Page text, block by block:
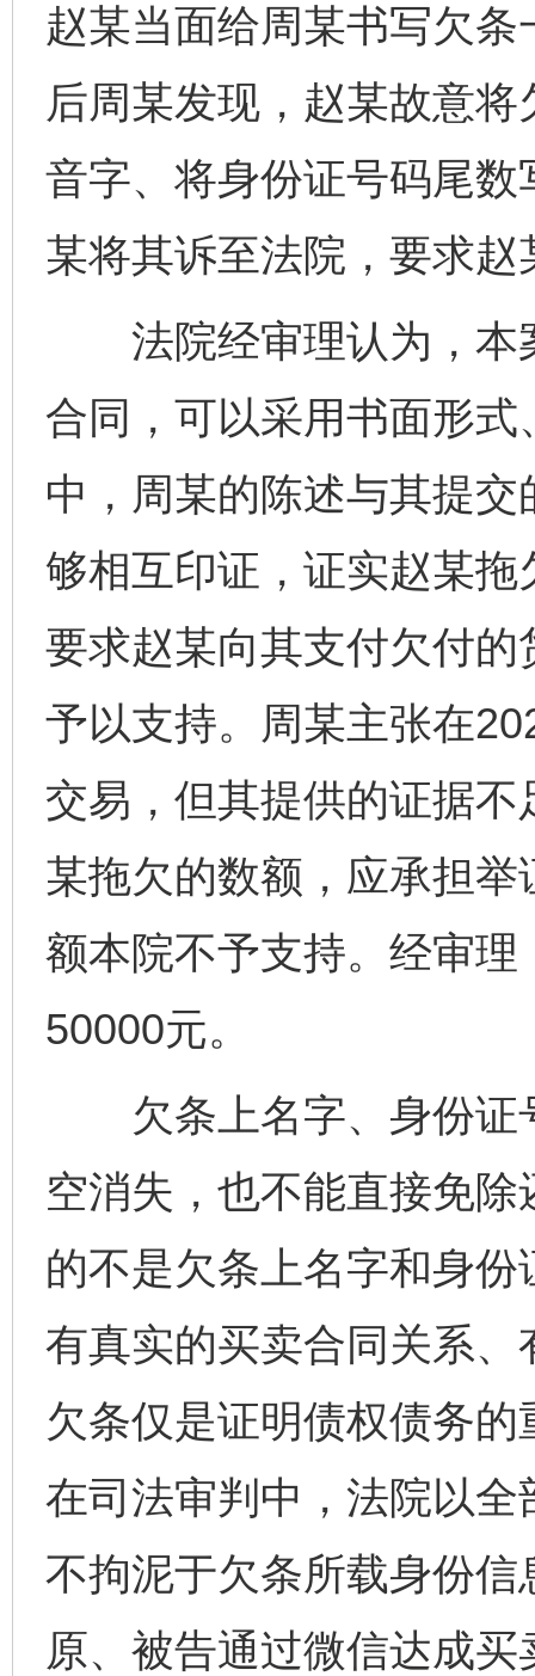
赵某当面给周某书写欠
后周某发现，赵某故意
音字、将身份证号码尾
某将其诉至法院，要求
法院经审理认为，本
合同，可以采用书面形
中，周某的陈述与其提
够相互印证，证实赵某
要求赵某向其支付欠付
予以支持。周某主张在
交易，但其提供的证据
某拖欠的数额，应承担
额本院不予支持。经审
50000元。
欠条上名字、身份证
空消失，也不能直接免
的不是欠条上名字和身
有真实的买卖合同关系
欠条仅是证明债权债务
在司法审判中，法院以
不拘泥于欠条所载身份
原、被告通过微信达成